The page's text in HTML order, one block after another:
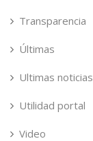
Transparencia
Últimas
Ultimas noticias
Utilidad portal
Video